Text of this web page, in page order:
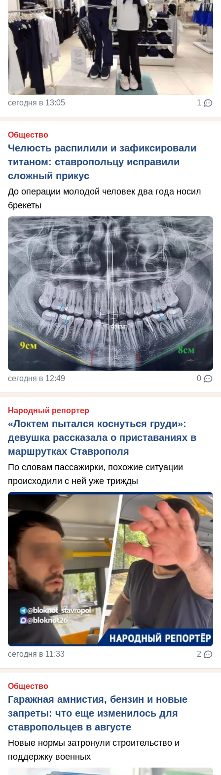
сегодня в 13:05 1
Общество
Челюсть распилили и зафиксировали
титаном: ставропольцу исправили
сложный прикус
До операции молодой человек два года носил
брекеты
сегодня в 12:49 0
Народный репортер
«Локтем пытался коснуться груди»:
девушка рассказала о приставаниях в
маршрутках Ставрополя
По словам пассажирки, похожие ситуации
происходили с ней уже трижды
сегодня в 11:33 2
Общество
Гаражная амнистия, бензин и новые
запреты: что еще изменилось для
ставропольцев в августе
Новые нормы затронули строительство и
поддержку военных